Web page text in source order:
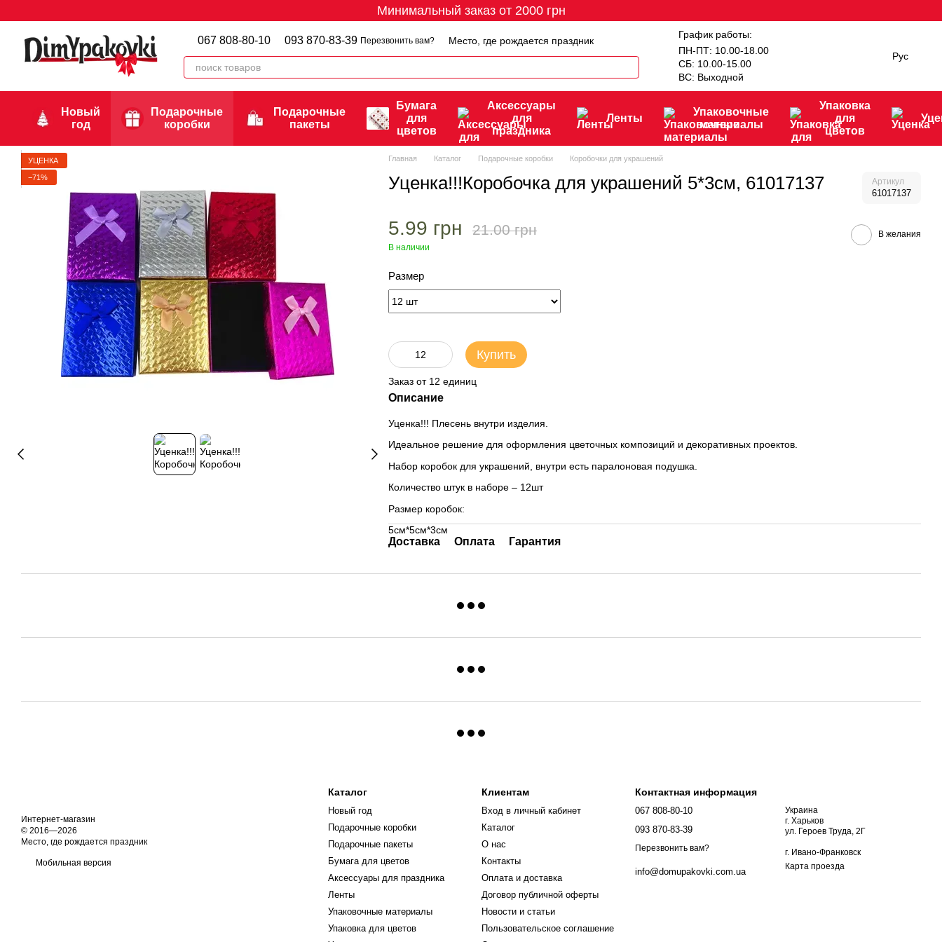
Минимальный заказ от 2000 грн
067 808-80-10 093 870-83-39 Перезвонить вам? Место, где рождается праздник
График работы:
ПН-ПТ: 10.00-18.00
СБ: 10.00-15.00
ВС: Выходной
Рус
Новый
год
Подарочные
коробки
Подарочные
пакеты
Бумага
для
цветов
Аксессуары
для
праздника
Ленты
Упаковочные
материалы
Упаковка
для
цветов
УЦЕНКА
−71%
Главная Каталог Подарочные коробки Коробочки для украшений
Уценка!!!Коробочка для украшений 5*3см, 61017137 Артикул
61017137
5.99 грн 21.00 грн
В наличии
В желания
Размер
Купить
Заказ от 12 единиц
Описание
Уценка!!! Плесень внутри изделия.
Идеальное решение для оформления цветочных композиций и декоративных проектов.
Набор коробок для украшений, внутри есть паралоновая подушка.
Количество штук в наборе – 12шт
Размер коробок:
5см*5см*3см
Доставка Оплата Гарантия
Интернет-магазин
© 2016—2026
Место, где рождается праздник
Мобильная версия
Каталог
Новый год
Подарочные коробки
Подарочные пакеты
Бумага для цветов
Аксессуары для праздника
Ленты
Упаковочные материалы
Упаковка для цветов
Клиентам
Вход в личный кабинет
Каталог
О нас
Контакты
Оплата и доставка
Договор публичной оферты
Новости и статьи
Пользовательское соглашение
Контактная информация
067 808-80-10
093 870-83-39
Перезвонить вам?
info@domupakovki.com.ua
Украина
г. Харьков
ул. Героев Труда, 2Г
г. Ивано-Франковск
Карта проезда